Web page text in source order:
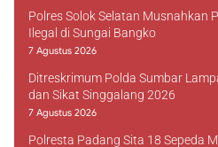
Polres Solok Selatan Musnahkan
Ilegal di Sungai Bangko
7 Agustus 2026
Ditreskrimum Polda Sumbar
dan Sikat Singgalang 2026
7 Agustus 2026
Polresta Padang Sita 18 Sepeda